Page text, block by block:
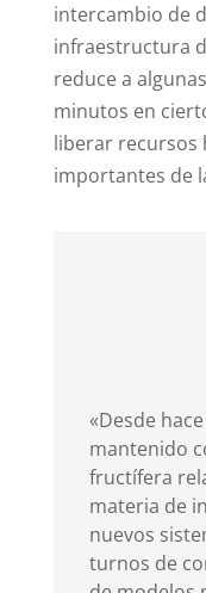
intercambio de
infraestructura
reduce a
minutos en
liberar recursos
importantes de
«Desde
mantenido
fructífera
materia de
nuevos
turnos de